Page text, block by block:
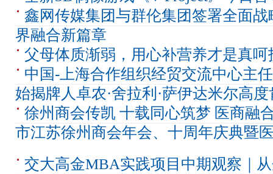
鑫网传媒集团与群伦集团签署全面
界融合新篇章
父母体质渐弱，用心补营养才是真呵
中国-上海合作组织经贸交流中心主
始揭牌人卓农·舍拉利·萨伊达米尔高度
徐州商会传凯 十载同心筑梦 医商
市江苏徐州商会年会、十周年庆典暨
交大高金MBA实践项目中期观察｜